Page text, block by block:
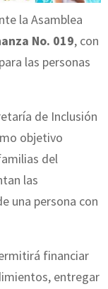
la Asamblea
No. 019, con
las personas
de Inclusión
objetivo
del
las
una persona con
financiar
entregar